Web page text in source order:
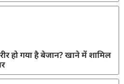
हो गया है बेजान? खाने में शामिल